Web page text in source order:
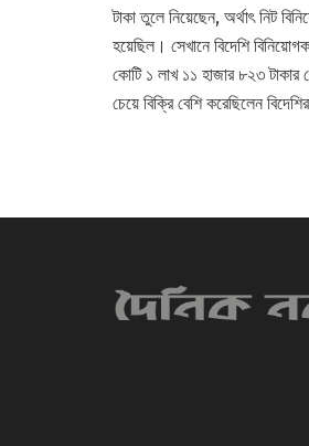
টাকা তুলে নিয়েছেন, অর্থাৎ নিট
হয়েছিল। সেখানে বিদেশি
কোটি ১ লাখ ১১ হাজার ৮২৩ টাকার
চেয়ে বিক্রি বেশি করেছিলেন